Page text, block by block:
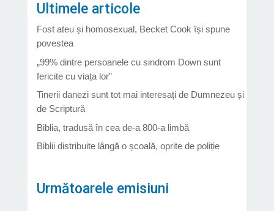
Ultimele articole
Fost ateu și homosexual, Becket Cook își spune
povestea
„99% dintre persoanele cu sindrom Down sunt
fericite cu viața lor”
Tinerii danezi sunt tot mai interesați de Dumnezeu și
de Scriptură
Biblia, tradusă în cea de-a 800-a limbă
Biblii distribuite lângă o școală, oprite de poliție
Următoarele emisiuni